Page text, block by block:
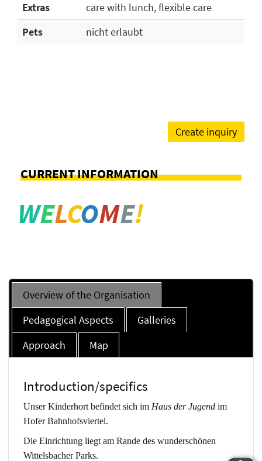
Extras
care with lunch, flexible care
Pets
nicht erlaubt
Create inquiry
CURRENT INFORMATION
WELCOME!
Overview of the Organisation
Pedagogical Aspects
Galleries
Approach
Map
Introduction/specifics
Unser Kinderhort befindet sich im Haus der Jugend im
Hofer Bahnhofsviertel.
Die Einrichtung liegt am Rande des wunderschönen
Wittelsbacher Parks.